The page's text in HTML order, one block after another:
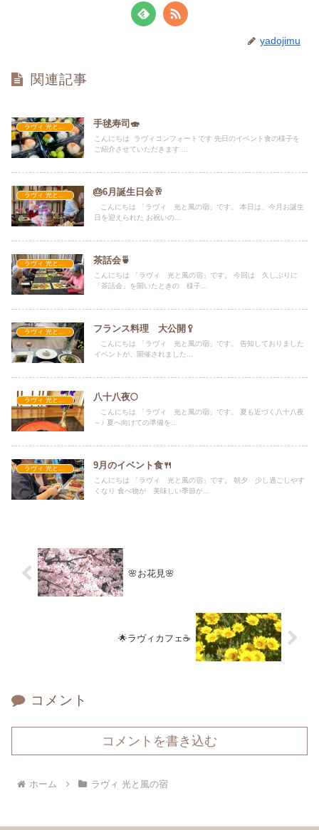
yadojimu
関連記事
ラヴィ 光と風の宿 手毬寿司🍣
こんにちは ラヴィコンフォートです 先日のイベント食の様子を
ご紹介させていただきます ...
ラヴィ 光と風の宿 🎂6月誕生日会🥂
こんにちは 「ラヴィ 光と風の宿」です。 本日は、今月お誕生
日を迎えられた お祝いの...
ラヴィ 光と風の宿 茶話会🍵
こんにちは 「ラヴィ 光と風の宿」です。 今回は 久しぶりに
「茶話会」を開いたときの 様子...
ラヴィ 光と風の宿 フランス料理 大公開🥄
こんにちは 「ラヴィ 光と風の宿」です。 告知しておりました
イベントが、開催されました...
八十八夜🌕
こんにちは 「ラヴィ 光と風の宿」です。 夏も近づく八十八夜
～♪ 夏へ向けての準備を...
9月のイベント食🍴
こんにちは 「ラヴィ 光と風の宿」です。 朝夕 少し過ごしやす
くなり 食べ物が 美味しい季節が...
🌸お花見🌸
🌟ラヴィカフェ☕
コメント
コメントを書き込む
ホーム ラヴィ 光と風の宿